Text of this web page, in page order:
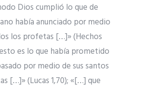
Dios cumplió lo que de
había anunciado por medio
los profetas […]» (Hechos
es lo que había prometido
por medio de sus santos
[…]» (Lucas 1,70); «[…] que